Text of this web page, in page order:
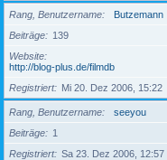
Rang, Benutzername
Butzemann
Beiträge
139
Website
http://blog-plus.de/filmdb
Registriert
Mi 20. Dez 2006, 15:22
Rang, Benutzername
seeyou
Beiträge
1
Registriert
Sa 23. Dez 2006, 12:57